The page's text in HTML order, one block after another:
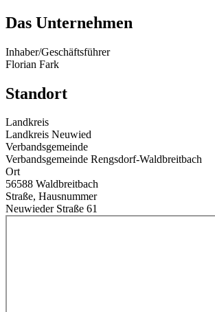
Das Unternehmen
Inhaber/Geschäftsführer
Florian Fark
Standort
Landkreis
Landkreis Neuwied
Verbandsgemeinde
Verbandsgemeinde Rengsdorf-Waldbreitbach
Ort
56588 Waldbreitbach
Straße, Hausnummer
Neuwieder Straße 61